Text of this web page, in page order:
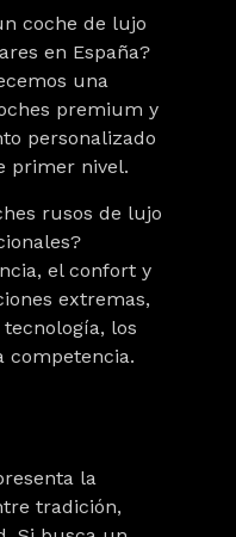
coche de lujo
en España?
una
premium y
personalizado
primer nivel.
rusos de lujo
el confort y
extremas,
los
competencia.
la
tradición,